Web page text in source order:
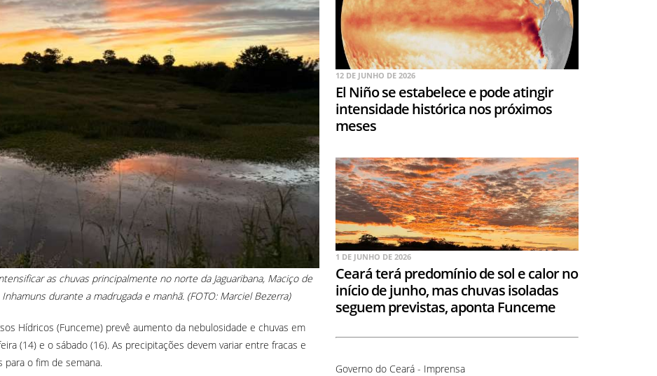
as chuvas principalmente no norte da Jaguaribana, Maciço de
durante a madrugada e manhã. (FOTO: Marciel Bezerra)
Hídricos (Funceme) prevê aumento da nebulosidade e chuvas em
(14) e o sábado (16). As precipitações devem variar entre fracas e
para o fim de semana.
12 DE JUNHO DE 2026
El Niño se estabelece e pode atingir
intensidade histórica nos próximos
meses
1 DE JUNHO DE 2026
Ceará terá predomínio de sol e calor no
início de junho, mas chuvas isoladas
seguem previstas, aponta Funceme
Governo do Ceará - Imprensa